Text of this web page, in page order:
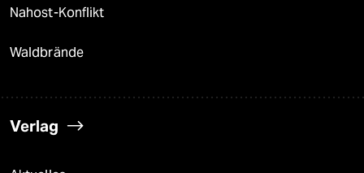
Nahost-Konflikt
Waldbrände
Verlag